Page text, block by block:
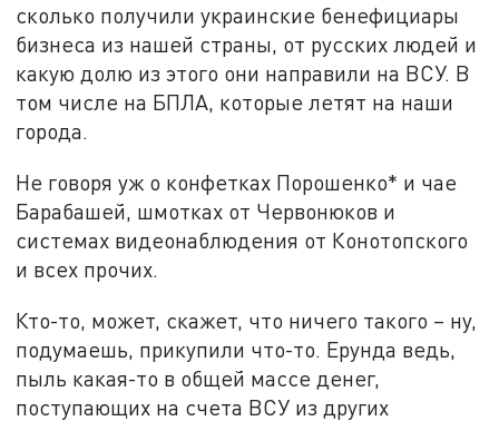
сколько получили украинские бенефициары
бизнеса из нашей страны, от русских людей и
какую долю из этого они направили на ВСУ. В
том числе на БПЛА, которые летят на наши
города.
Не говоря уж о конфетках Порошенко* и чае
Барабашей, шмотках от Червонюков и
системах видеонаблюдения от Конотопского
и всех прочих.
Кто-то, может, скажет, что ничего такого – ну,
подумаешь, прикупили что-то. Ерунда ведь,
пыль какая-то в общей массе денег,
поступающих на счета ВСУ из других